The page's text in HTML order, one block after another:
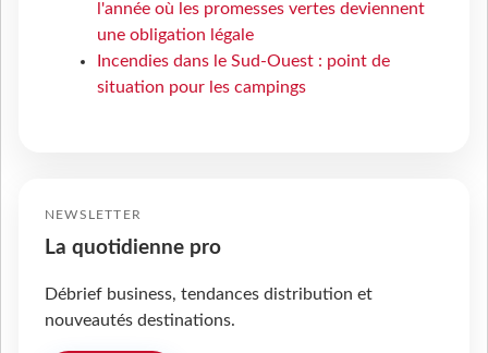
l'année où les promesses vertes deviennent
une obligation légale
Incendies dans le Sud-Ouest : point de
situation pour les campings
NEWSLETTER
La quotidienne pro
Débrief business, tendances distribution et
nouveautés destinations.